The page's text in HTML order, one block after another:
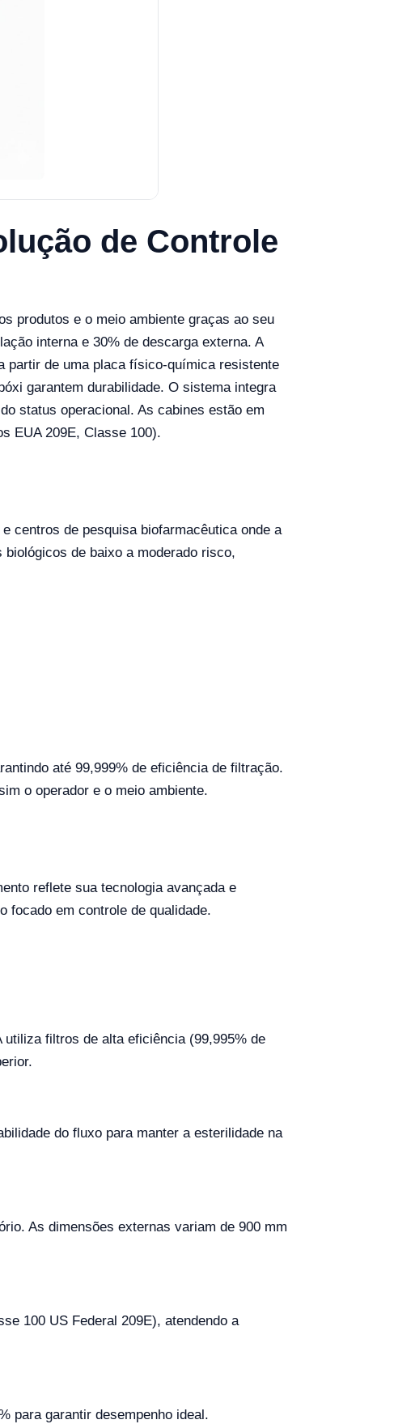
de Controle
produtos e o meio ambiente graças ao seu
interna e 30% de descarga externa. A
partir de uma placa físico-química resistente
garantem durabilidade. O sistema integra
status operacional. As cabines estão em
EUA 209E, Classe 100).
centros de pesquisa biofarmacêutica onde a
de baixo a moderado risco,
até 99,999% de eficiência de filtração.
o operador e o meio ambiente.
reflete sua tecnologia avançada e
focado em controle de qualidade.
filtros de alta eficiência (99,995% de
do fluxo para manter a esterilidade na
As dimensões externas variam de 900 mm
100 US Federal 209E), atendendo a
para garantir desempenho ideal.